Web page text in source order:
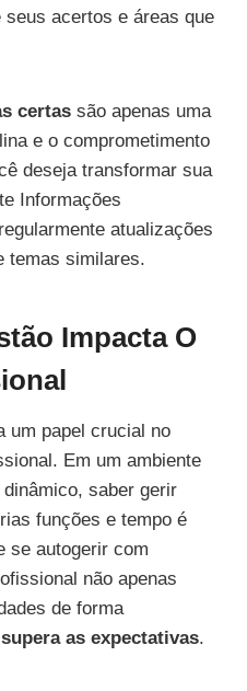
acertos e áreas que
certas são apenas uma
e o comprometimento
deseja transformar sua
Informações
atualizações
temas similares.
Impacta O
um papel crucial no
Em um ambiente
saber gerir
funções e tempo é
se autogerir com
não apenas
de forma
supera as expectativas.